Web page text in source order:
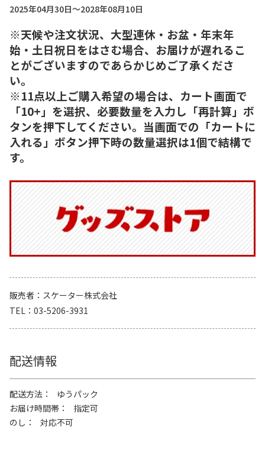
2025年04月30日～2028年08月10日
※天候や注文状況、大型連休・お盆・年末年
始・土日祝日をはさむ場合、お届けが遅れるこ
とがございますのであらかじめご了承くださ
い。
※11点以上ご購入希望の場合は、カート画面で
「10+」を選択、必要数量を入力し「再計算」ボ
タンを押下してください。当画面での「カートに
入れる」ボタン押下時の数量選択は1個で結構で
す。
販売者
スケーター株式会社
TEL
03-5206-3931
配送情報
配送方法
ゆうパック
お届け時間帯
指定可
のし
対応不可